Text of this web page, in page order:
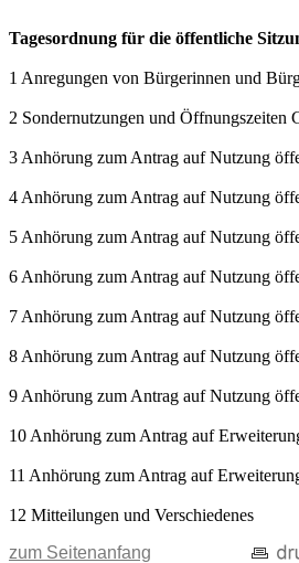
Tagesordnung für die öffentliche
1 Anregungen von Bürgerinnen und
2 Sondernutzungen und Öffnungszeiten
3 Anhörung zum Antrag auf Nutzung
4 Anhörung zum Antrag auf Nutzung
5 Anhörung zum Antrag auf Nutzung
6 Anhörung zum Antrag auf Nutzung
7 Anhörung zum Antrag auf Nutzung
8 Anhörung zum Antrag auf Nutzung
9 Anhörung zum Antrag auf Nutzung
10 Anhörung zum Antrag auf
11 Anhörung zum Antrag auf
12 Mitteilungen und Verschiedenes
zum Seitenanfang